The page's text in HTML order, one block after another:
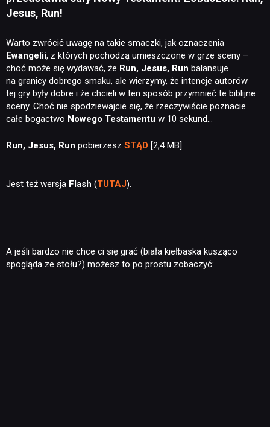
Jesus, Run!
Warto zwrócić uwagę na takie smaczki, jak oznaczenia
Ewangelii, z których pochodzą umieszczone w grze sceny –
choć może się wydawać, że Run, Jesus, Run balansuje
na granicy dobrego smaku, ale wierzymy, że intencje autorów
tej gry były dobre i że chcieli w ten sposób przymnieć te biblijne
sceny. Choć nie spodziewajcie się, że rzeczywiście poznacie
całe bogactwo Nowego Testamentu w 10 sekund…
Run, Jesus, Run pobierzesz STĄD [2,4 MB].
Jest też wersja Flash (TUTAJ).
A jeśli bardzo nie chce ci się grać (biała kiełbaska kusząco
spogląda ze stołu?) możesz to po prostu zobaczyć: